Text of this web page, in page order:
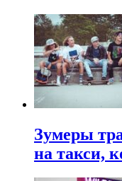
Зумеры
на такси,